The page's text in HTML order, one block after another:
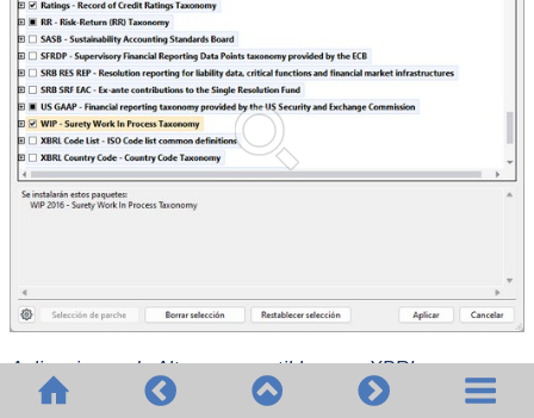
Aplicaciones de Altova compatibles con XBRL